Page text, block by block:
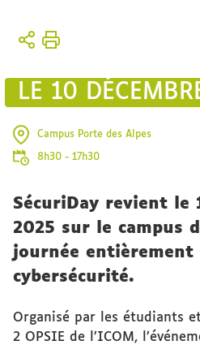
Vous
Accueil
LE 10
Campus Porte des Alpes
8h30 - 17h30
SécuriDay revient le
2025 sur le campus
journée entièrement
cybersécurité.
Organisé par les étudiants
2 OPSIE de l’ICOM,